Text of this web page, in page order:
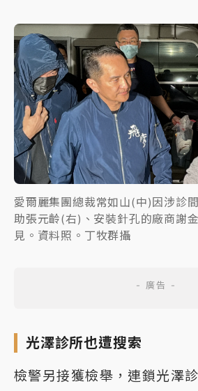
愛爾麗集團總裁常如山(中)因涉診
助張元齡(右)、安裝針孔的廠商謝
見。資料照。丁牧群攝
光澤診所也遭搜索
檢警另接獲檢舉，連鎖光澤